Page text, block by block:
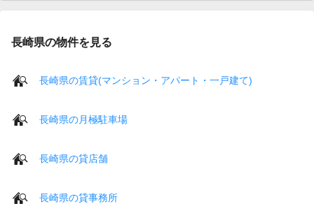
長崎県の物件を見る
長崎県の賃貸(マンション・アパート・一戸建て)
長崎県の月極駐車場
長崎県の貸店舗
長崎県の貸事務所